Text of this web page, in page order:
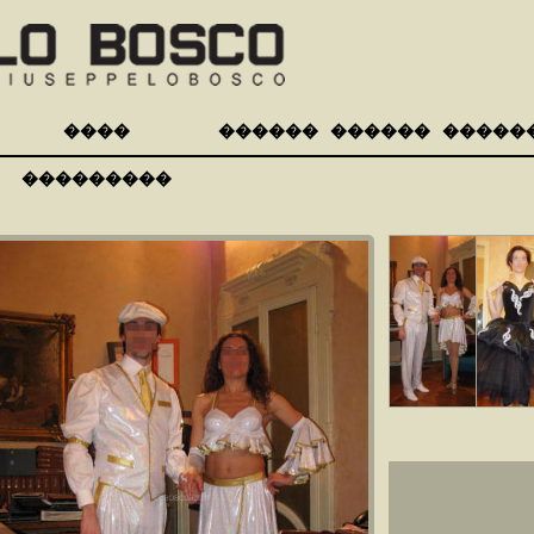
����
���������
������ ������